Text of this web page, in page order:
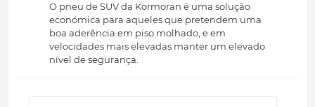
O pneu de SUV da Kormoran é uma solução
económica para aqueles que pretendem uma
boa aderência em piso molhado, e em
velocidades mais elevadas manter um elevado
nível de segurança.